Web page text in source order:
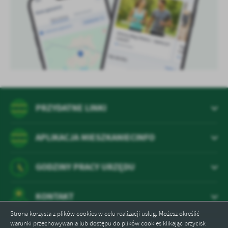
Strona korzysta z plików cookies w celu realizacji usług. Możesz określić
warunki przechowywania lub dostępu do plików cookies klikając przycisk
PRZYDATNE LINKI
APLIKACJA MIESZKANIECINFO
GODZINY PRACY URZĘDU
KONTAKT